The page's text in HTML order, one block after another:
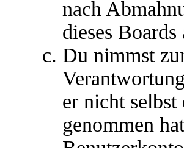
nach
dieses
Du nimmst
er nicht
genommen